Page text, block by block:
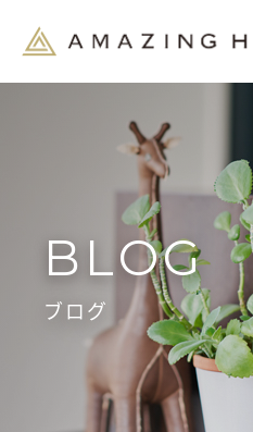
BLOG
ブログ